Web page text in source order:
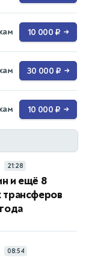
10 000 ₽ →
30 000 ₽ →
10 000 ₽ →
21:28
и ещё 8
трансферов
08:54